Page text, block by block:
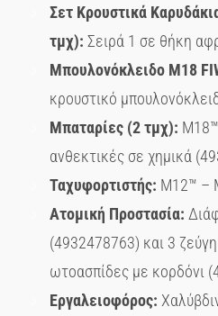
Σετ Κρουστικά
τμχ): Σειρά 1 σε θήκη
Μπουλονόκλειδο M18
κρουστικό
Μπαταρίες (2 τμχ):
ανθεκτικές σε χημικά
Ταχυφορτιστής: M12™ –
Ατομική Προστασία:
(4932478763) και 3
ωτοασπίδες με κορδόνι
Εργαλειοφόρος: